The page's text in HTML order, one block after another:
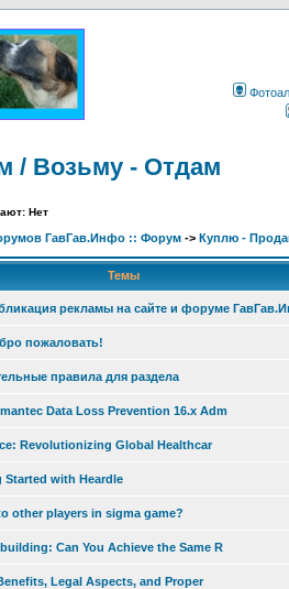
/ Возьму - Отдам
Нет
ГавГав.Инфо :: Форум -> Куплю -
Темы
рекламы на сайте и форуме
пожаловать!
правила для раздела
Data Loss Prevention 16.x Adm
Revolutionizing Global Healthcar
Started with Heardle
other players in sigma game?
Can You Achieve the Same R
Legal Aspects, and Proper